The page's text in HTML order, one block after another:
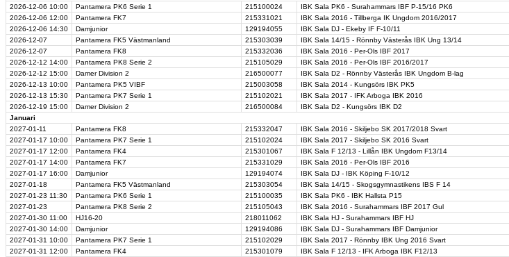
2026-12-06 10:00 Pantamera PK6 Serie 1 215100024
IBK Sala PK6 - Surahammars IBF P-15/16 PK6
2026-12-06 12:00 Pantamera FK7 215331021
IBK Sala 2016 - Tillberga IK Ungdom 2016/2017
2026-12-06 14:30 Damjunior 129194055
IBK Sala DJ - Ekeby IF F-10/11
2026-12-07
Pantamera FK5 Västmanland 215303039
IBK Sala 14/15 - Rönnby Västerås IBK Ung 13/14
2026-12-07
Pantamera FK8 215332036
IBK Sala 2016 - Per-Ols IBF 2017
2026-12-12 14:00 Pantamera PK8 Serie 2 215105029
IBK Sala 2016 - Per-Ols IBF 2016/2017
2026-12-12 15:00 Damer Division 2 216500077
IBK Sala D2 - Rönnby Västerås IBK Ungdom B-lag
2026-12-13 10:00 Pantamera PK5 VIBF 215003058
IBK Sala 2014 - Kungsörs IBK PK5
2026-12-13 15:30 Pantamera PK7 Serie 1 215102021
IBK Sala 2017 - IFK Arboga IBK 2016
2026-12-19 15:00 Damer Division 2 216500084
IBK Sala D2 - Kungsörs IBK D2
Januari
2027-01-11
Pantamera FK8 215332047
IBK Sala 2016 - Skiljebo SK 2017/2018 Svart
2027-01-17 10:00 Pantamera PK7 Serie 1 215102024
IBK Sala 2017 - Skiljebo SK 2016 Svart
2027-01-17 12:00 Pantamera FK4 215301067
IBK Sala F 12/13 - Lillån IBK Ungdom F13/14
2027-01-17 14:00 Pantamera FK7 215331029
IBK Sala 2016 - Per-Ols IBF 2016
2027-01-17 16:00 Damjunior 129194074
IBK Sala DJ - IBK Köping F-10/12
2027-01-18
Pantamera FK5 Västmanland 215303054
IBK Sala 14/15 - Skogsgymnastikens IBS F 14
2027-01-23 11:30 Pantamera PK6 Serie 1 215100035
IBK Sala PK6 - IBK Hallsta P15
2027-01-23
Pantamera PK8 Serie 2 215105043
IBK Sala 2016 - Surahammars IBF 2017 Gul
2027-01-30 11:00 HJ16-20 218011062
IBK Sala HJ - Surahammars IBF HJ
2027-01-30 14:00 Damjunior 129194086
IBK Sala DJ - Surahammars IBF Damjunior
2027-01-31 10:00 Pantamera PK7 Serie 1 215102029
IBK Sala 2017 - Rönnby IBK Ung 2016 Svart
2027-01-31 12:00 Pantamera FK4 215301079
IBK Sala F 12/13 - IFK Arboga IBK F12/13